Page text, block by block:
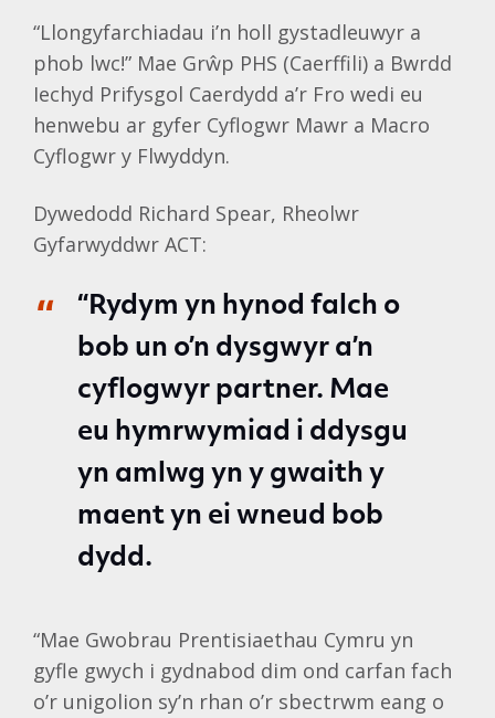
“Llongyfarchiadau i’n holl gystadleuwyr a
phob lwc!” Mae Grŵp PHS (Caerffili) a Bwrdd
Iechyd Prifysgol Caerdydd a’r Fro wedi eu
henwebu ar gyfer Cyflogwr Mawr a Macro
Cyflogwr y Flwyddyn.
Dywedodd Richard Spear, Rheolwr
Gyfarwyddwr ACT:
“Rydym yn hynod falch o
bob un o’n dysgwyr a’n
cyflogwyr partner. Mae
eu hymrwymiad i ddysgu
yn amlwg yn y gwaith y
maent yn ei wneud bob
dydd.
“Mae Gwobrau Prentisiaethau Cymru yn
gyfle gwych i gydnabod dim ond carfan fach
o’r unigolion sy’n rhan o’r sbectrwm eang o